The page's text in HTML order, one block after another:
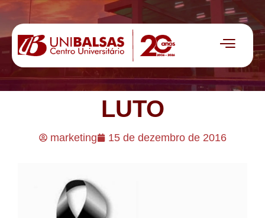
LUTO
marketing 15 de dezembro de 2016